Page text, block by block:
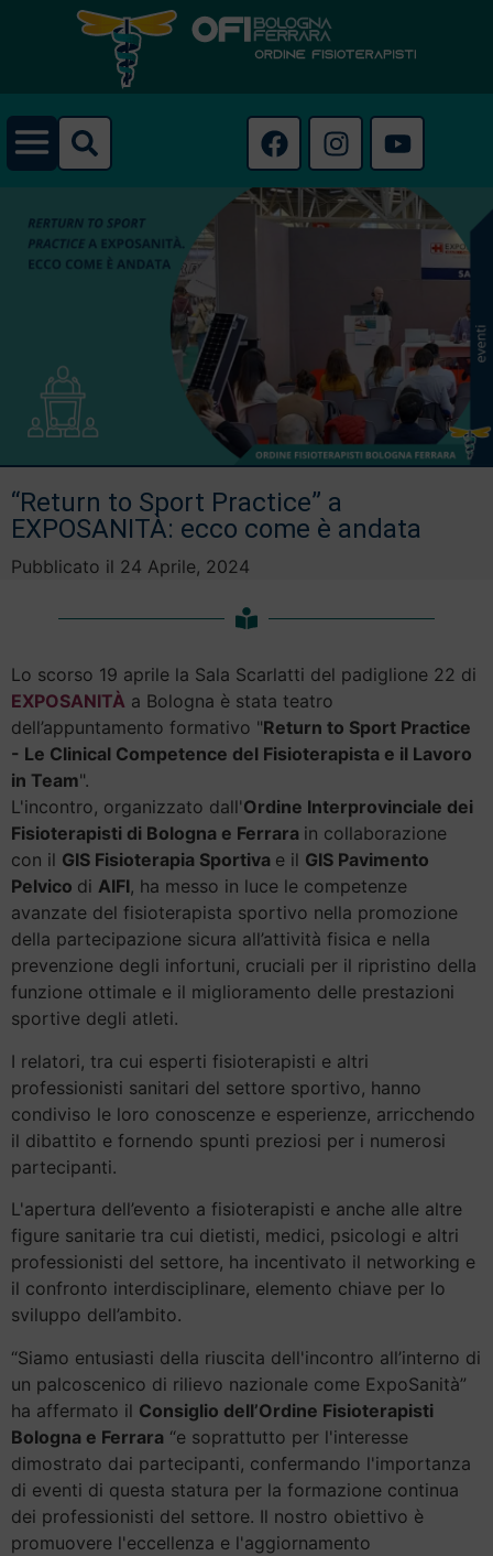
“Return to Sport Practice” a
EXPOSANITÀ: ecco come è andata
Pubblicato il 24 Aprile, 2024
Lo scorso 19 aprile la Sala Scarlatti del padiglione 22 di
EXPOSANITÀ a Bologna è stata teatro
dell’appuntamento formativo "Return to Sport Practice
- Le Clinical Competence del Fisioterapista e il Lavoro
in Team".
L'incontro, organizzato dall'Ordine Interprovinciale dei
Fisioterapisti di Bologna e Ferrara in collaborazione
con il GIS Fisioterapia Sportiva e il GIS Pavimento
Pelvico di AIFI, ha messo in luce le competenze
avanzate del fisioterapista sportivo nella promozione
della partecipazione sicura all’attività fisica e nella
prevenzione degli infortuni, cruciali per il ripristino della
funzione ottimale e il miglioramento delle prestazioni
sportive degli atleti.
I relatori, tra cui esperti fisioterapisti e altri
professionisti sanitari del settore sportivo, hanno
condiviso le loro conoscenze e esperienze, arricchendo
il dibattito e fornendo spunti preziosi per i numerosi
partecipanti.
L'apertura dell’evento a fisioterapisti e anche alle altre
figure sanitarie tra cui dietisti, medici, psicologi e altri
professionisti del settore, ha incentivato il networking e
il confronto interdisciplinare, elemento chiave per lo
sviluppo dell’ambito.
“Siamo entusiasti della riuscita dell'incontro all’interno di
un palcoscenico di rilievo nazionale come ExpoSanità”
ha affermato il Consiglio dell’Ordine Fisioterapisti
Bologna e Ferrara “e soprattutto per l'interesse
dimostrato dai partecipanti, confermando l'importanza
di eventi di questa statura per la formazione continua
dei professionisti del settore. Il nostro obiettivo è
promuovere l'eccellenza e l'aggiornamento